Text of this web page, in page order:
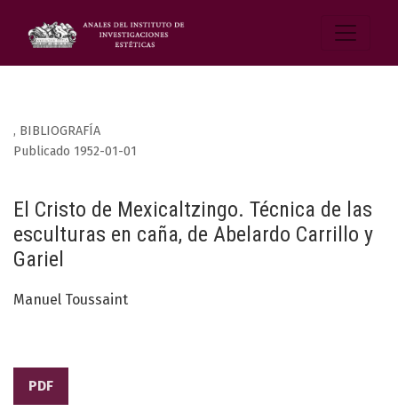
, BIBLIOGRAFÍA
El Cristo de Mexicaltzingo. Técnica de las
esculturas en caña, de Abelardo Carrillo y
Gariel
Publicado 1952-01-01
Manuel Toussaint
PDF